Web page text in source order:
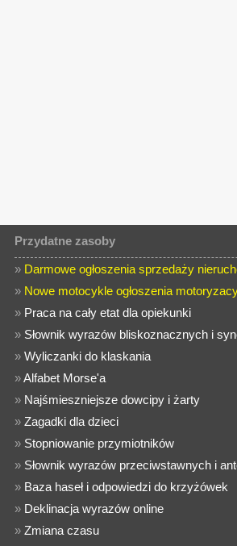
Przydatne zasoby
» Darmowe ogłoszenia sprzedaży
» Nowe motocykle ogłoszenia
» Praca na cały etat dla opiekunki
» Słownik wyrazów bliskoznacznych i
»Wyliczanki do klaskania
»Alfabet Morse'a
» Najśmieszniejsze dowcipy i żarty
»Zagadki dla dzieci
» Stopniowanie przymiotników
» Słownik wyrazów przeciwstawnych i
» Baza haseł i odpowiedzi do krzyżówek
» Deklinacja wyrazów online
»Zmiana czasu